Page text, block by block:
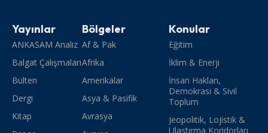
Yayınlar
ANKASAM Analiz
Balgat Çalışmaları
Bülten
Dergi
Kitap
Bölgeler
Af & Pak
Afrika
Amerikalar
Asya & Pasifik
Avrasya
Konular
Eğitim
İklim & Enerji
İnsan Hakları,
Demokrasi & Sivil
Toplum
Jeopolitik, Lojistik &
Ulaştırma Koridorları